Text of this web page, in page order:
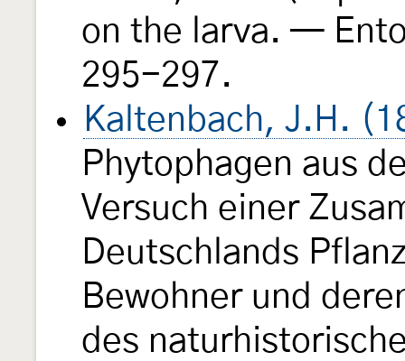
on the larva. —
295-297.
Kaltenbach, J.H.
Phytophagen aus
Versuch einer
Deutschlands
Bewohner und
des